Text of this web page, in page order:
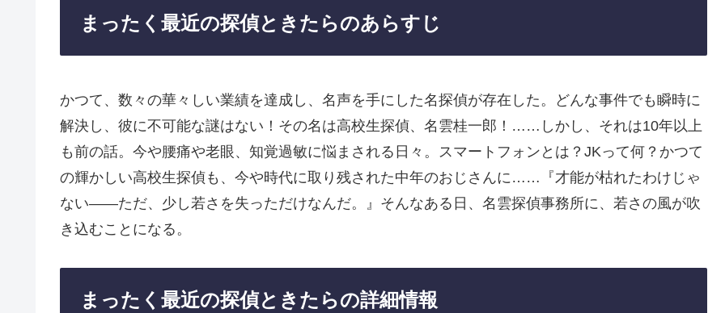
まったく最近の探偵ときたらのあらすじ
かつて、数々の華々しい業績を達成し、名声を手にした名探偵が存在した。どんな事件でも瞬時に
解決し、彼に不可能な謎はない！その名は高校生探偵、名雲桂一郎！……しかし、それは10年以上
も前の話。今や腰痛や老眼、知覚過敏に悩まされる日々。スマートフォンとは？JKって何？かつて
の輝かしい高校生探偵も、今や時代に取り残された中年のおじさんに……『才能が枯れたわけじゃ
ない――ただ、少し若さを失っただけなんだ。』そんなある日、名雲探偵事務所に、若さの風が吹
き込むことになる。
まったく最近の探偵ときたらの詳細情報